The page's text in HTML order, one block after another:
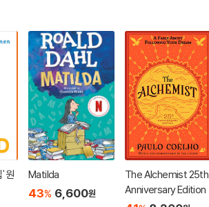
원
Matilda
43% 6,600원
The Alchemist 25th
Anniversary Edition